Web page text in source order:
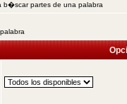
b�scar partes de una palabra